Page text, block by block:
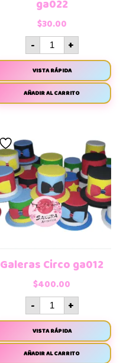
ga022
$30.00
- +
VISTA RÁPIDA
AÑADIR AL CARRITO
Galeras Circo ga012
$400.00
- +
VISTA RÁPIDA
AÑADIR AL CARRITO